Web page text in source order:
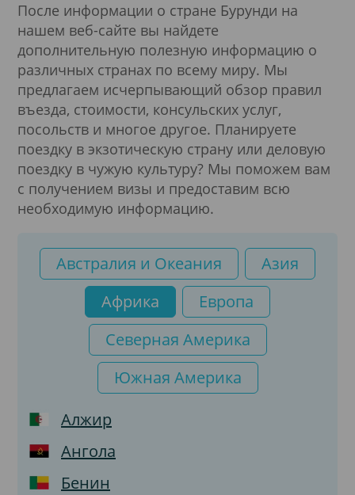
После информации о стране Бурунди на
нашем веб-сайте вы найдете
дополнительную полезную информацию о
различных странах по всему миру. Мы
предлагаем исчерпывающий обзор правил
въезда, стоимости, консульских услуг,
посольств и многое другое. Планируете
поездку в экзотическую страну или деловую
поездку в чужую культуру? Мы поможем вам
с получением визы и предоставим всю
необходимую информацию.
Австралия и Океания
Азия
Африка
Европа
Северная Америка
Южная Америка
Алжир
Ангола
Бенин